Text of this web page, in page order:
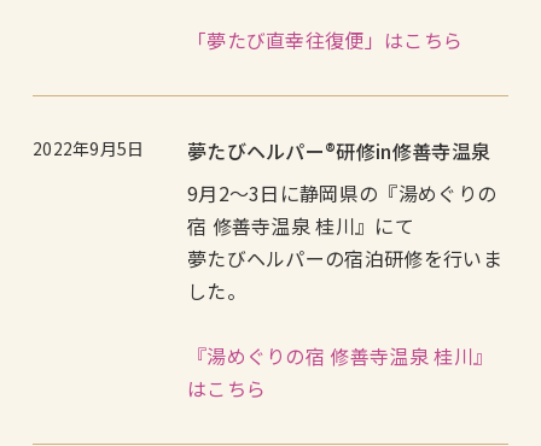
「夢たび直幸往復便」はこちら
2022年9月5日
夢たびヘルパー®︎研修in修善寺温泉
9月2～3日に静岡県の『湯めぐりの
宿 修善寺温泉 桂川』にて
夢たびヘルパーの宿泊研修を行いま
した。
『湯めぐりの宿 修善寺温泉 桂川』
はこちら